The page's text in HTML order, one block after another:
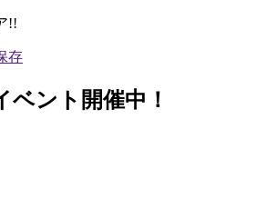
!!
ベント開催中！